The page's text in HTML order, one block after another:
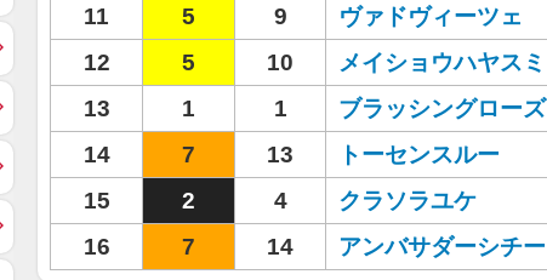
11
5 9 ヴァドヴィーツェ
12
5 10 メイショウハヤスミ
13
1 1 ブラッシングローズ
14
7 13 トーセンスルー
15
2 4 クラソラユケ
16
7 14 アンバサダーシチー